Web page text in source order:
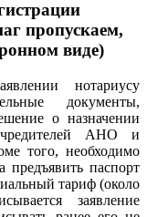
пропускаем,
виде)
нотариусу
документы,
о назначении
АНО и
того, необходимо
предъявить паспорт
тариф (около
заявление